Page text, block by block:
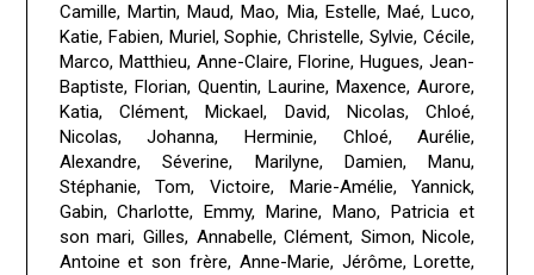
Camille, Martin, Maud, Mao, Mia, Estelle, Maé, Luco,
Katie, Fabien, Muriel, Sophie, Christelle, Sylvie, Cécile,
Marco, Matthieu, Anne-Claire, Florine, Hugues, Jean-
Baptiste, Florian, Quentin, Laurine, Maxence, Aurore,
Katia, Clément, Mickael, David, Nicolas, Chloé,
Nicolas, Johanna, Herminie, Chloé, Aurélie,
Alexandre, Séverine, Marilyne, Damien, Manu,
Stéphanie, Tom, Victoire, Marie-Amélie, Yannick,
Gabin, Charlotte, Emmy, Marine, Mano, Patricia et
son mari, Gilles, Annabelle, Clément, Simon, Nicole,
Antoine et son frère, Anne-Marie, Jérôme, Lorette,